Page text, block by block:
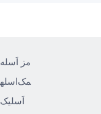
اَسله‎ مز
اسله‎‎مک
اَسلیک